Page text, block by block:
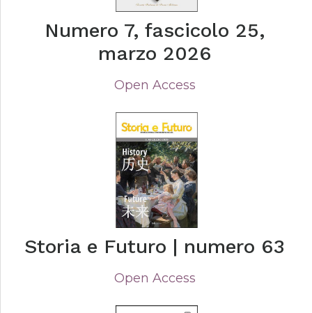
Numero 7, fascicolo 25,
marzo 2026
Open Access
Storia e Futuro | numero 63
Open Access